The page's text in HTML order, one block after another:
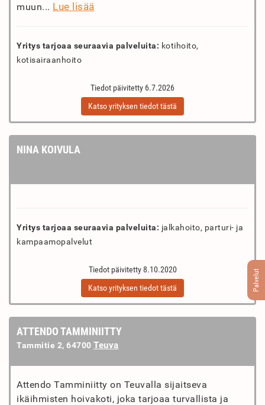
Palvelut
muun... Lue lisää
Yritys tarjoaa seuraavia palveluita: kotihoito,
kotisairaanhoito
Tiedot päivitetty 6.7.2026
Katso yrityksen tiedot tästä
NINA KOIVULA
Yritys tarjoaa seuraavia palveluita: jalkahoito, parturi- ja
kampaamopalvelut
Tiedot päivitetty 8.10.2020
Katso yrityksen tiedot tästä
ATTENDO TAMMINIITTY
Tammitie 2, 64700 Teuva
Attendo Tamminiitty on Teuvalla sijaitseva
ikäihmisten hoivakoti, joka tarjoaa turvallista ja